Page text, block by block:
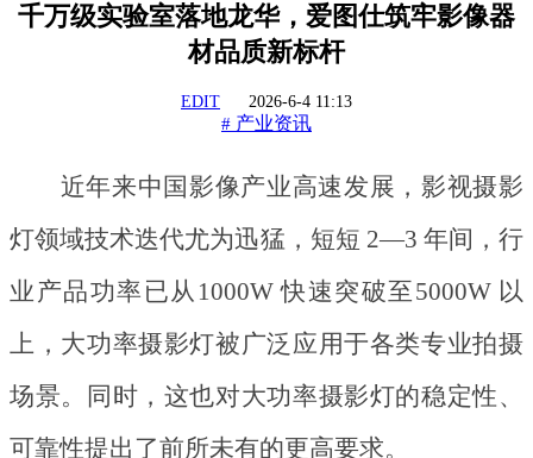
千万级实验室落地龙华，爱图仕筑牢影像器
材品质新标杆
EDIT 2026-6-4 11:13
# 产业资讯
近年来中国影像产业高速发展，影视摄影
灯领域技术迭代尤为迅猛，短短 2—3 年间，行
业产品功率已从1000W 快速突破至5000W 以
上，大功率摄影灯被广泛应用于各类专业拍摄
场景。同时，这也对大功率摄影灯的稳定性、
可靠性提出了前所未有的更高要求。